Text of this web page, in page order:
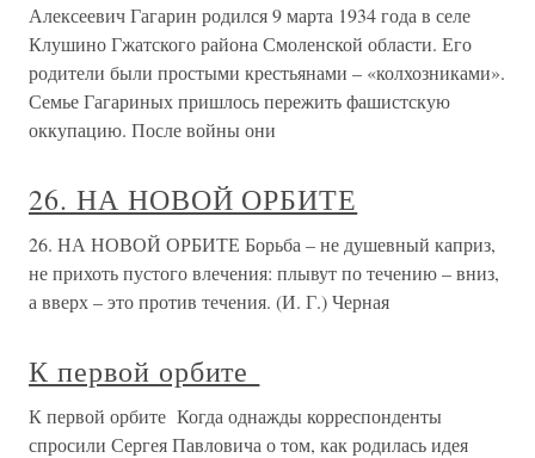
Алексеевич Гагарин родился 9 марта 1934 года в селе
Клушино Гжатского района Смоленской области. Его
родители были простыми крестьянами – «колхозниками».
Семье Гагариных пришлось пережить фашистскую
оккупацию. После войны они
26. НА НОВОЙ ОРБИТЕ
26. НА НОВОЙ ОРБИТЕ Борьба – не душевный каприз,
не прихоть пустого влечения: плывут по течению – вниз,
а вверх – это против течения. (И. Г.) Черная
К первой орбите
К первой орбите Когда однажды корреспонденты
спросили Сергея Павловича о том, как родилась идея